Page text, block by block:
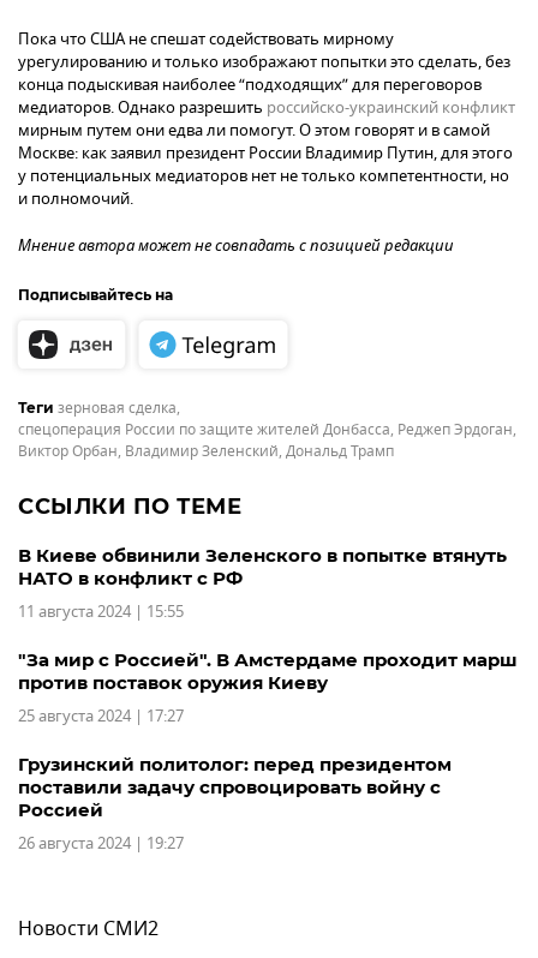
Пока что США не спешат содействовать мирному
урегулированию и только изображают попытки это сделать, без
конца подыскивая наиболее “подходящих” для переговоров
медиаторов. Однако разрешить российско-украинский конфликт
мирным путем они едва ли помогут. О этом говорят и в самой
Москве: как заявил президент России Владимир Путин, для этого
у потенциальных медиаторов нет не только компетентности, но
и полномочий.
Мнение автора может не совпадать с позицией редакции
Подписывайтесь на
Теги зерновая сделка,
спецоперация России по защите жителей Донбасса, Реджеп Эрдоган,
Виктор Орбан, Владимир Зеленский, Дональд Трамп
ССЫЛКИ ПО ТЕМЕ
В Киеве обвинили Зеленского в попытке втянуть
НАТО в конфликт с РФ
11 августа 2024 | 15:55
"За мир с Россией". В Амстердаме проходит марш
против поставок оружия Киеву
25 августа 2024 | 17:27
Грузинский политолог: перед президентом
поставили задачу спровоцировать войну с
Россией
26 августа 2024 | 19:27
Новости СМИ2